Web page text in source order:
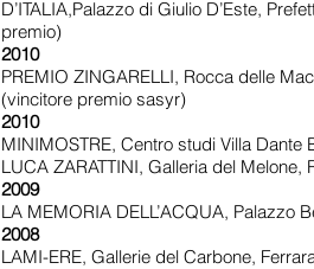
D’ITALIA,Palazzo di Giulio D’Este,
premio)
2010
PREMIO ZINGARELLI, Rocca delle
(vincitore premio sasyr)
2010
MINIMOSTRE, Centro studi Villa Dante
LUCA ZARATTINI, Galleria del Melone,
2009
LA MEMORIA DELL’ACQUA, Palazzo
2008
LAMI-ERE, Gallerie del Carbone,